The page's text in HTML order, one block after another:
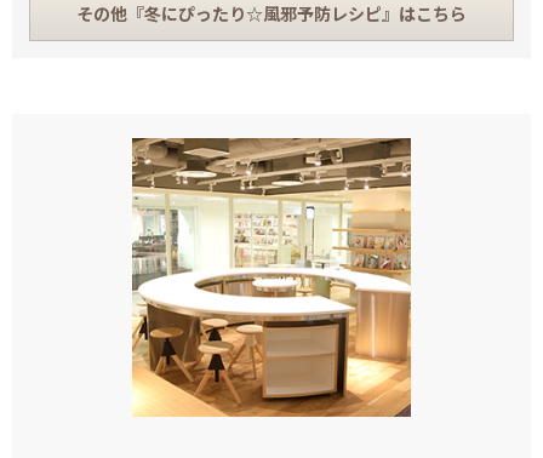
その他『冬にぴったり☆風邪予防レシピ』はこちら